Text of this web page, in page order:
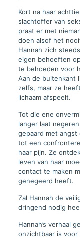
Kort na haar
slachtoffer van
praat er met
doen alsof het
Hannah zich
eigen behoeften
te behoeden voor
Aan de buitenkant
zelfs, maar ze
lichaam afspeelt.
Tot die ene
langer laat
gepaard met angst
tot een
haar pijn. Ze
leven van haar
contact te maken
genegeerd heeft.
Zal Hannah de
dringend nodig
Hannah’s verhaal
onzichtbaar is